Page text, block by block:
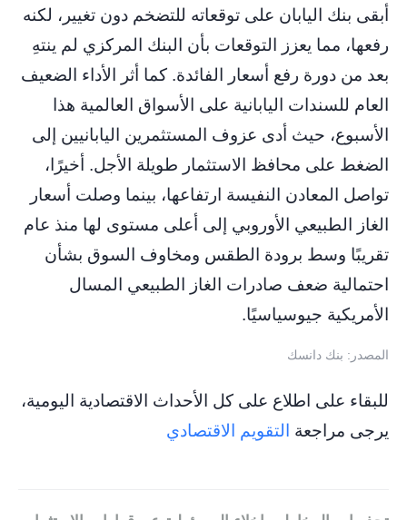
أبقى بنك اليابان على توقعاته للتضخم دون تغيير، لكنه
رفعها، مما يعزز التوقعات بأن البنك المركزي لم ينتهِ
بعد من دورة رفع أسعار الفائدة. كما أثر الأداء الضعيف
العام للسندات اليابانية على الأسواق العالمية هذا
الأسبوع، حيث أدى عزوف المستثمرين اليابانيين إلى
الضغط على محافظ الاستثمار طويلة الأجل. أخيرًا،
تواصل المعادن النفيسة ارتفاعها، بينما وصلت أسعار
الغاز الطبيعي الأوروبي إلى أعلى مستوى لها منذ عام
تقريبًا وسط برودة الطقس ومخاوف السوق بشأن
احتمالية ضعف صادرات الغاز الطبيعي المسال
الأمريكية جيوسياسيًا.
المصدر: بنك دانسك
للبقاء على اطلاع على كل الأحداث الاقتصادية اليومية،
يرجى مراجعة
التقويم الاقتصادي